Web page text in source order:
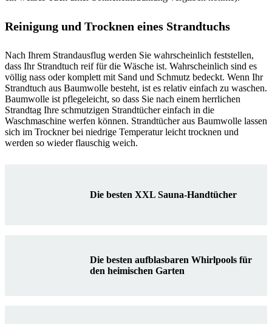
Reinigung und Trocknen eines Strandtuchs
Nach Ihrem Strandausflug werden Sie wahrscheinlich feststellen,
dass Ihr Strandtuch reif für die Wäsche ist. Wahrscheinlich sind es
völlig nass oder komplett mit Sand und Schmutz bedeckt. Wenn Ihr
Strandtuch aus Baumwolle besteht, ist es relativ einfach zu waschen.
Baumwolle ist pflegeleicht, so dass Sie nach einem herrlichen
Strandtag Ihre schmutzigen Strandtücher einfach in die
Waschmaschine werfen können. Strandtücher aus Baumwolle lassen
sich im Trockner bei niedrige Temperatur leicht trocknen und
werden so wieder flauschig weich.
Die besten XXL Sauna-Handtücher
Die besten aufblasbaren Whirlpools für
den heimischen Garten